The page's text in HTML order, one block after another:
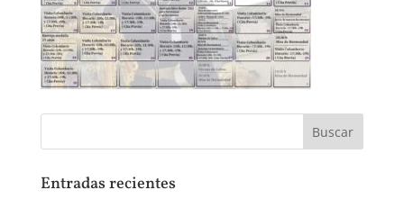
Entradas recientes